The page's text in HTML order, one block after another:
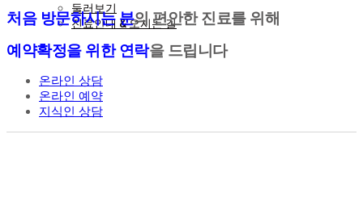
둘러보기
진료안내 & 오시는 길
처음 방문하시는 분의 편안한 진료를 위해
예약확정을 위한 연락을 드립니다
온라인 상담
온라인 예약
지식인 상담